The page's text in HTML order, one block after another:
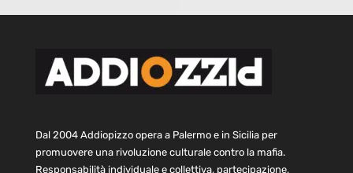
Dal 2004 Addiopizzo opera a Palermo e in Sicilia per
promuovere una rivoluzione culturale contro la mafia.
Responsabilità individuale e collettiva, partecipazione,